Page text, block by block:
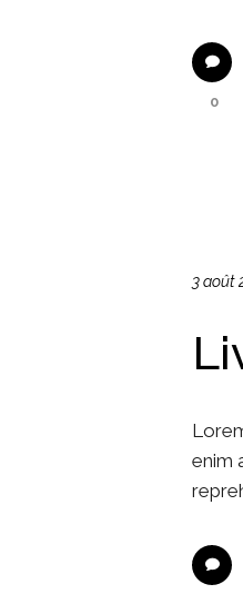
0
3 août
enim